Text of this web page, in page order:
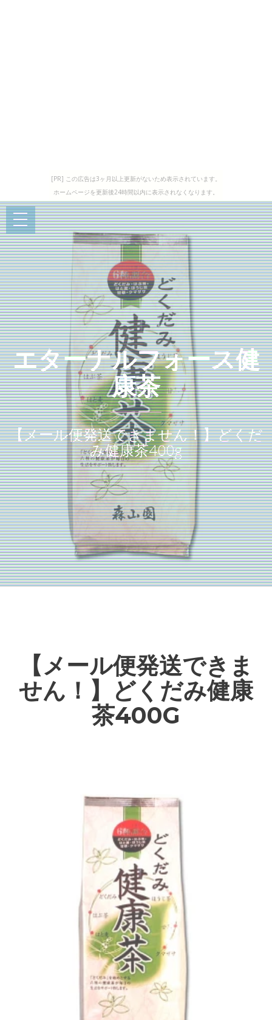
[PR] この広告は3ヶ月以上更新がないため表示されています。
ホームページを更新後24時間以内に表示されなくなります。
エターナルフォース健
康茶
【メール便発送できません！】どくだ
み健康茶400g
【メール便発送できま
せん！】どくだみ健康
茶400G